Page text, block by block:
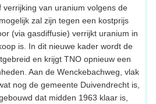
van uranium volgens de
zal zijn tegen een kostprijs
(via gasdiffusie) verrijkt uranium in
is. In dit nieuwe kader wordt de
en krijgt TNO opnieuw een
Aan de Wenckebachweg, vlak
nog de gemeente Duivendrecht is,
dat midden 1963 klaar is,